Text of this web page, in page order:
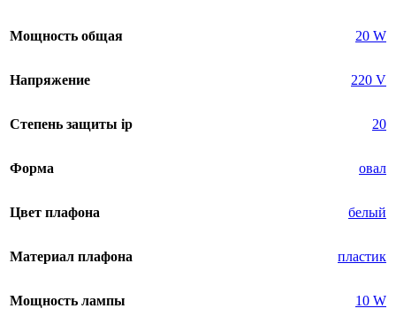
Мощность общая 20 W
Напряжение 220 V
Степень защиты ip 20
Форма овал
Цвет плафона белый
Материал плафона пластик
Мощность лампы 10 W